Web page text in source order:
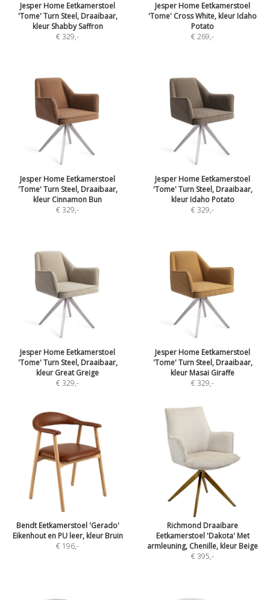
Jesper Home Eetkamerstoel
'Tome' Turn Steel, Draaibaar,
kleur Shabby Saffron
€ 329,-
Jesper Home Eetkamerstoel
'Tome' Cross White, kleur Idaho
Potato
€ 269,-
Jesper Home Eetkamerstoel
'Tome' Turn Steel, Draaibaar,
kleur Cinnamon Bun
€ 329,-
Jesper Home Eetkamerstoel
'Tome' Turn Steel, Draaibaar,
kleur Idaho Potato
€ 329,-
Jesper Home Eetkamerstoel
'Tome' Turn Steel, Draaibaar,
kleur Great Greige
€ 329,-
Jesper Home Eetkamerstoel
'Tome' Turn Steel, Draaibaar,
kleur Masai Giraffe
€ 329,-
Bendt Eetkamerstoel 'Gerado'
Eikenhout en PU leer, kleur Bruin
€ 196,-
Richmond Draaibare
Eetkamerstoel 'Dakota' Met
armleuning, Chenille, kleur Beige
€ 395,-